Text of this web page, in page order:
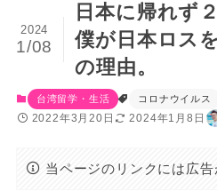
日本に帰れず
僕が日本ロス
の理由。
2024
1/08
台湾留学・生活 コロナウイルス
2022年3月20日 2024年1月8日
当ページのリンクには広告